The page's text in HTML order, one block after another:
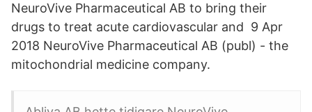
NeuroVive Pharmaceutical AB to bring their
drugs to treat acute cardiovascular and 9 Apr
2018 NeuroVive Pharmaceutical AB (publ) - the
mitochondrial medicine company.